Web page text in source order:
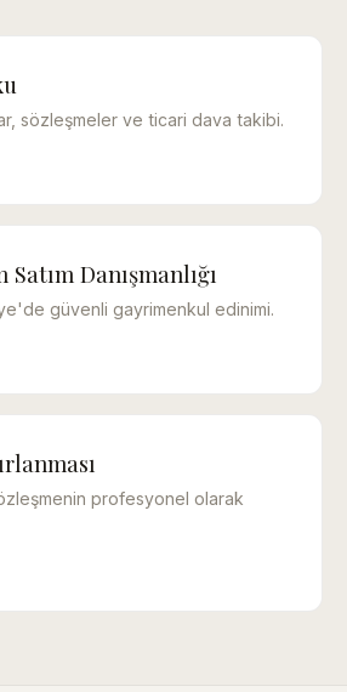
sözleşmeler ve ticari dava takibi.
Satım Danışmanlığı
güvenli gayrimenkul edinimi.
profesyonel olarak